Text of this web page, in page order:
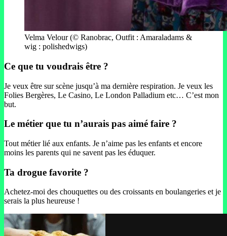
Velma Velour (© Ranobrac, Outfit : Amaraladams &
wig : polishedwigs)
Ce que tu voudrais être ?
Je veux être sur scène jusqu’à ma dernière respiration. Je veux les
Folies Bergères, Le Casino, Le London Palladium etc… C’est mon
but.
Le métier que tu n’aurais pas aimé faire ?
Tout métier lié aux enfants. Je n’aime pas les enfants et encore
moins les parents qui ne savent pas les éduquer.
Ta drogue favorite ?
Achetez-moi des chouquettes ou des croissants en boulangeries et je
serais la plus heureuse !